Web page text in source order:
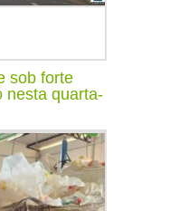
sob forte
nesta quarta-